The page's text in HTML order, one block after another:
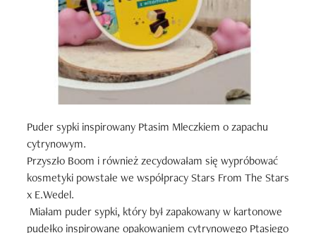
Puder sypki inspirowany Ptasim Mleczkiem o zapachu
cytrynowym.
Przyszło Boom i również zecydowałam się wypróbować
kosmetyki powstałe we współpracy Stars From The Stars
x E.Wedel.
Miałam puder sypki, który był zapakowany w kartonowe
pudełko inspirowane opakowaniem cytrynowego Ptasiego